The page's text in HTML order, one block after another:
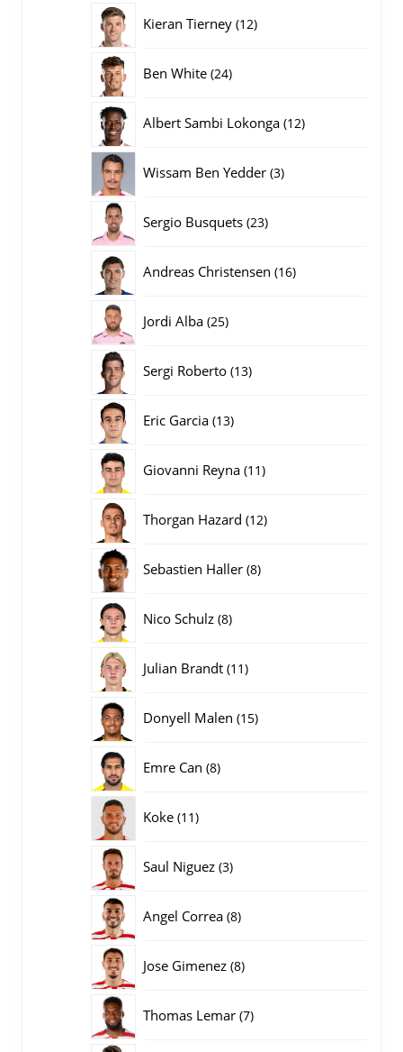
Kieran Tierney 1212
Ben White 2424
Albert Sambi Lokonga 1212
Wissam Ben Yedder 33
Sergio Busquets 2323
Andreas Christensen 1616
Jordi Alba 2525
Sergi Roberto 1313
Eric Garcia 1313
Giovanni Reyna 1111
Thorgan Hazard 1212
Sebastien Haller 88
Nico Schulz 88
Julian Brandt 1111
Donyell Malen 1515
Emre Can 88
Koke 1111
Saul Niguez 33
Angel Correa 88
Jose Gimenez 88
Thomas Lemar 77